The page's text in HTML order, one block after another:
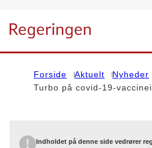
Gå til forsiden
Forside Aktuelt Nyheder
Turbo på covid-19-
Indholdet på denne side vedrører